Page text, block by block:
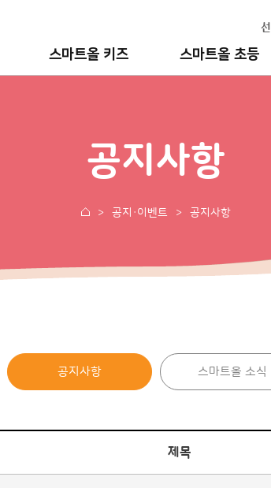
스마트올 키즈 스마트올 초등
공지사항
공지·이벤트 공지사항
공지사항 스마트올 소식
제목